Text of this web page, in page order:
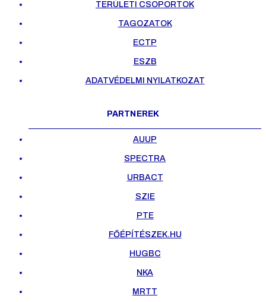
TERÜLETI CSOPORTOK
TAGOZATOK
ECTP
ESZB
ADATVÉDELMI NYILATKOZAT
PARTNEREK
AUUP
SPECTRA
URBACT
SZIE
PTE
FŐÉPÍTÉSZEK.HU
HUGBC
NKA
MRTT